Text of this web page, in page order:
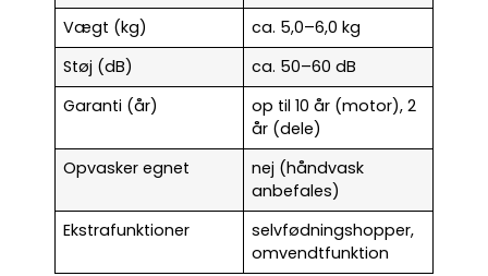
Vægt (kg)
ca. 5,0–6,0 kg
Støj (dB)
ca. 50–60 dB
Garanti (år)
op til 10 år (motor), 2
år (dele)
Opvasker egnet
nej (håndvask
anbefales)
Ekstrafunktioner
selvfødningshopper,
omvendtfunktion